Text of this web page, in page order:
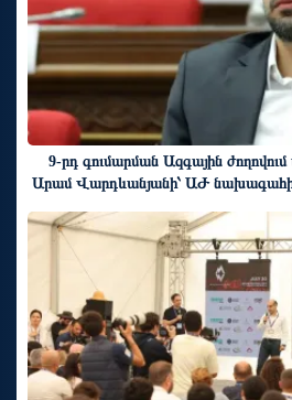
9-րդ գումարման Ազգային
Արամ Վարդևանյանի՝ ԱԺ նախագահի